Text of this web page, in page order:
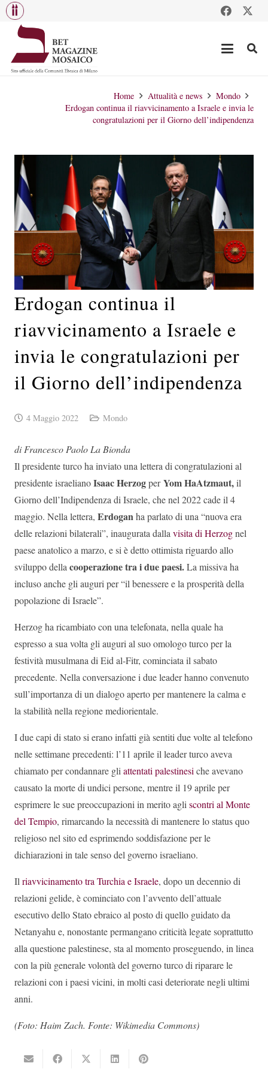
Home Attualità e news
Mondo
Erdogan continua il riavvicinamento a Israele e invia le
congratulazioni per il Giorno dell’indipendenza
Erdogan continua il
riavvicinamento a Israele e
invia le congratulazioni per
il Giorno dell’indipendenza
4 Maggio 2022 Mondo
di Francesco Paolo La Bionda
Il presidente turco ha inviato una lettera di congratulazioni al
presidente israelianoIsaac HerzogperYom HaAtzmaut,il
Giorno dell’Indipendenza di Israele, che nel 2022 cade il 4
maggio. Nella lettera, Erdoganha parlato di una “nuova era
delle relazioni bilaterali”, inaugurata dallavisita di Herzognel
paese anatolico a marzo, e si è detto ottimista riguardo allo
sviluppo dellacooperazione tra i due paesi.La missiva ha
incluso anche gli auguri per “il benessere e la prosperità della
popolazione di Israele”.
Herzog ha ricambiato con una telefonata, nella quale ha
espresso a sua volta gli auguri al suo omologo turco per la
festività musulmana di Eid al-Fitr, cominciata il sabato
precedente. Nella conversazione i due leader hanno convenuto
sull’importanza di un dialogo aperto per mantenere la calma e
la stabilità nella regione mediorientale.
I due capi di stato si erano infatti già sentiti due volte al telefono
nelle settimane precedenti: l’11 aprile il leader turco aveva
chiamato per condannare gliattentati palestinesiche avevano
causato la morte di undici persone, mentre il 19 aprile per
esprimere le sue preoccupazioni in merito agliscontri al Monte
del Tempio, rimarcando la necessità di mantenere lo status quo
religioso nel sito ed esprimendo soddisfazione per le
dichiarazioni in tale senso del governo israeliano.
Ilriavvicinamento tra Turchia e Israele, dopo un decennio di
relazioni gelide, è cominciato con l’avvento dell’attuale
esecutivo dello Stato ebraico al posto di quello guidato da
Netanyahu e, nonostante permangano criticità legate soprattutto
alla questione palestinese, sta al momento proseguendo, in linea
con la più generale volontà del governo turco di riparare le
relazioni con i paesi vicini, in molti casi deteriorate negli ultimi
anni.
(Foto: Haim Zach. Fonte: Wikimedia Commons)